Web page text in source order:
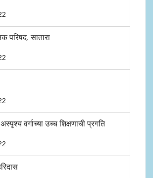
परिषद, सातारा
वर्गाच्या उच्च शिक्षणाची प्रगति